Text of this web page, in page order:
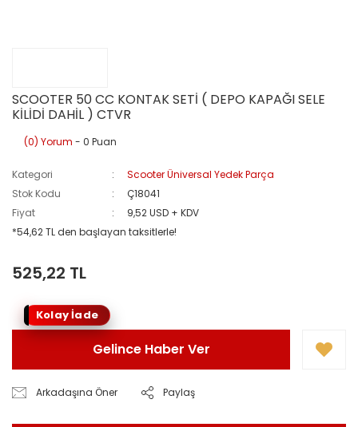
SCOOTER 50 CC KONTAK SETİ ( DEPO KAPAĞI SELE
KİLİDİ DAHİL ) CTVR
(0) Yorum - 0 Puan
Kategori
Scooter Üniversal Yedek Parça
Stok Kodu
Ç18041
Fiyat
9,52 USD + KDV
*54,62 TL den başlayan taksitlerle!
525,22 TL
Kolay İade
Gelince Haber Ver
Arkadaşına Öner Paylaş